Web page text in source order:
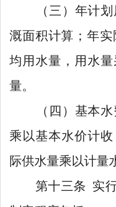
（三） 年计
溉面积计算 ；年
均用水量，用水
量。
（四） 基本
乘以基本水价计
际供水量乘以计量
第十三条 实